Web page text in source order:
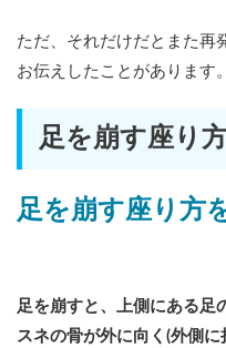
ただ、それだけだとまた再
お伝えしたことがあります。
足を崩す座り
足を崩す座り方
足を崩すと、上側にある足
スネの骨が外に向く(外側